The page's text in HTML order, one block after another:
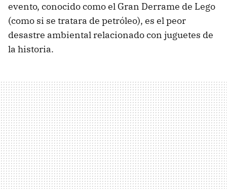
evento, conocido como el Gran Derrame de Lego
(como si se tratara de petróleo), es el peor
desastre ambiental relacionado con juguetes de
la historia.